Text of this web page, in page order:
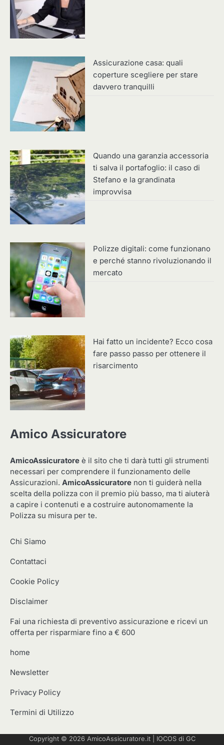
Assicurazione casa: quali
coperture scegliere per stare
davvero tranquilli
Quando una garanzia accessoria
ti salva il portafoglio: il caso di
Stefano e la grandinata
improvvisa
Polizze digitali: come funzionano
e perché stanno rivoluzionando il
mercato
Hai fatto un incidente? Ecco cosa
fare passo passo per ottenere il
risarcimento
Amico Assicuratore
AmicoAssicuratore è il sito che ti darà tutti gli strumenti
necessari per comprendere il funzionamento delle
Assicurazioni. AmicoAssicuratore non ti guiderà nella
scelta della polizza con il premio più basso, ma ti aiuterà
a capire i contenuti e a costruire autonomamente la
Polizza su misura per te.
Chi Siamo
Contattaci
Cookie Policy
Disclaimer
Fai una richiesta di preventivo assicurazione e ricevi un
offerta per risparmiare fino a € 600
home
Newsletter
Privacy Policy
Termini di Utilizzo
Copyright © 2026 AmicoAssicuratore.it| IOCOSdi GC